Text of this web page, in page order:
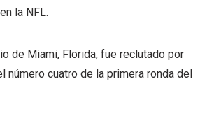
la NFL.
de Miami, Florida, fue reclutado por
número cuatro de la primera ronda del